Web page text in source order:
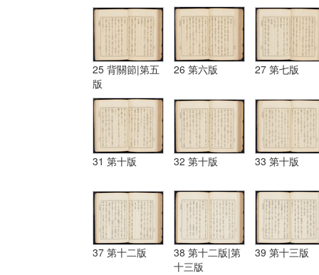
25 背關節|第五
版
26 第六版 27 第七版
31 第十版 32 第十版 33 第十版
37 第十二版
38 第十二版|第
十三版
39 第十三版